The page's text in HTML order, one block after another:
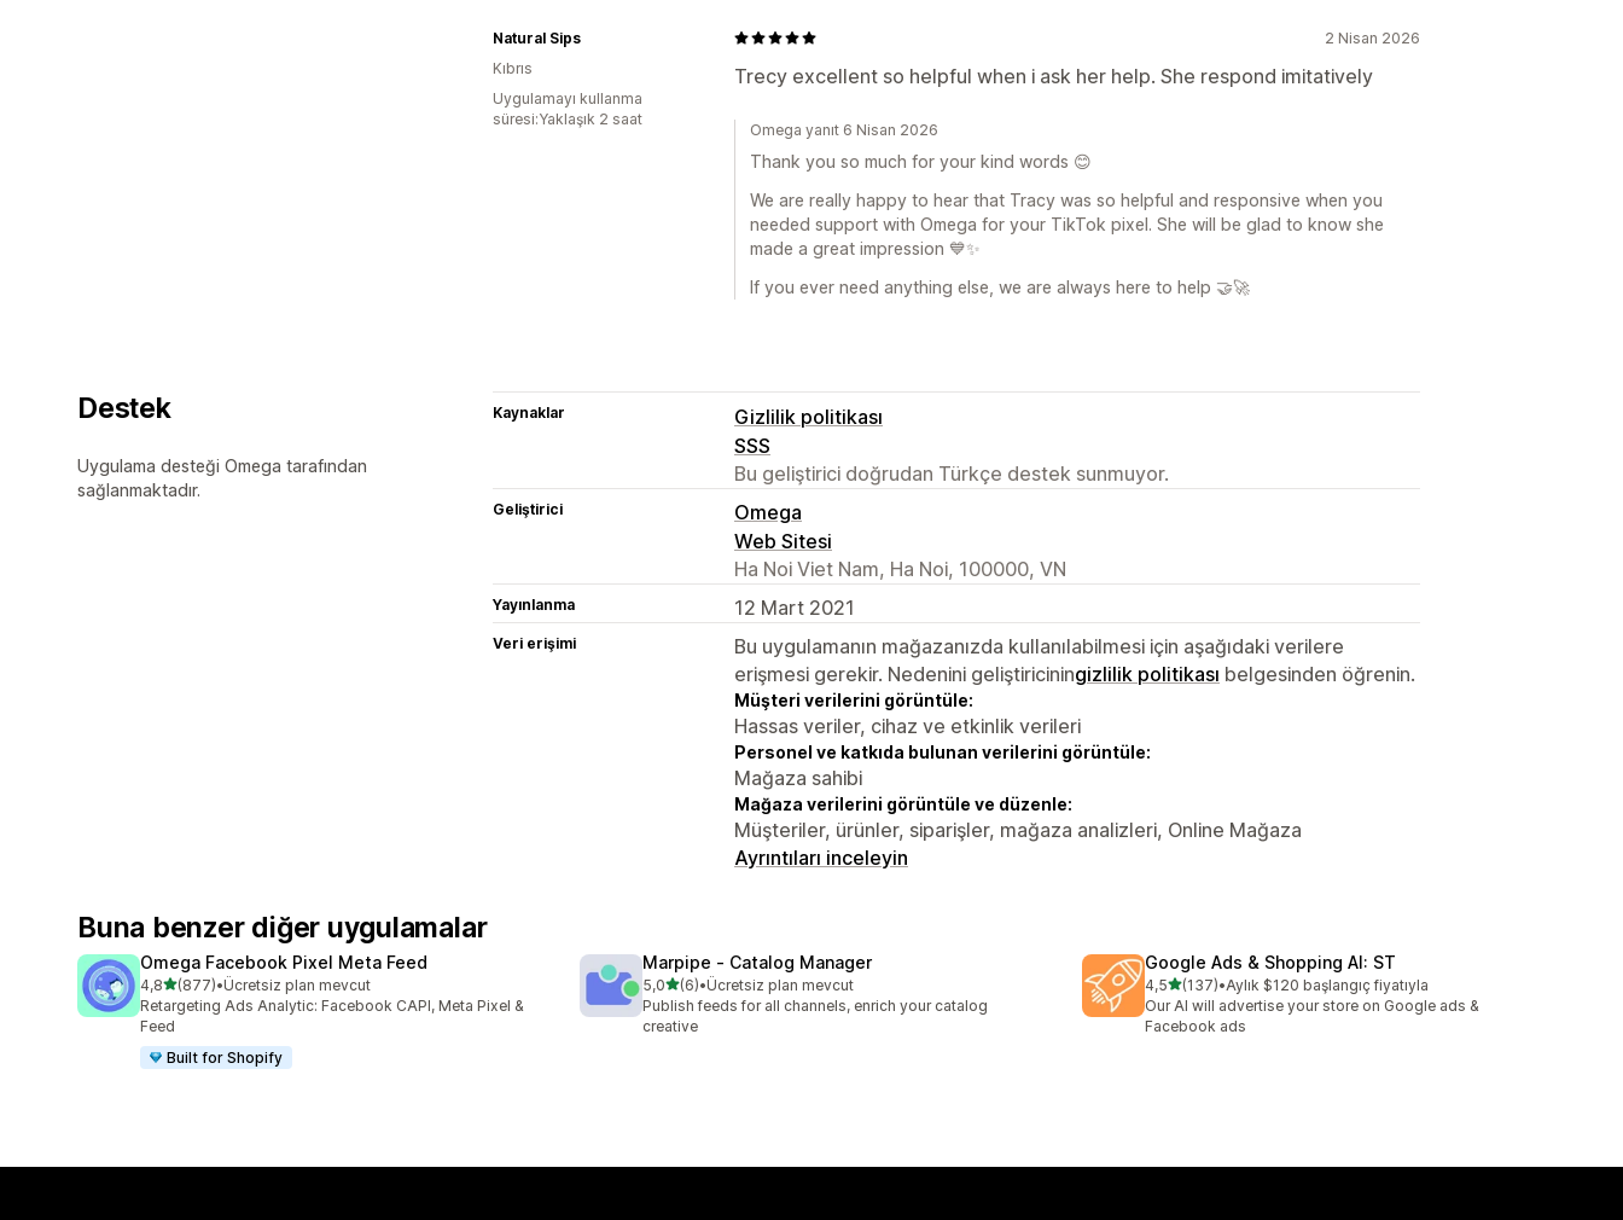
2 Nisan 2026
Trecy excellent so helpful when i ask her help. She respond imitatively
Natural Sips
Kıbrıs
Uygulamayı kullanma
süresi:Yaklaşık 2 saat
Omega yanıt 6 Nisan 2026
Thank you so much for your kind words 😊
We are really happy to hear that Tracy was so helpful and responsive when you
needed support with Omega for your TikTok pixel. She will be glad to know she
made a great impression 💙✨
If you ever need anything else, we are always here to help 🤝🚀
Destek
Uygulama desteği Omega tarafından
sağlanmaktadır.
Kaynaklar
Gizlilik politikası
SSS
Bu geliştirici doğrudan Türkçe destek sunmuyor.
Geliştirici
Omega
Web Sitesi
Ha Noi Viet Nam, Ha Noi, 100000, VN
Yayınlanma 12 Mart 2021
Veri erişimi
Bu uygulamanın mağazanızda kullanılabilmesi için aşağıdaki verilere
erişmesi gerekir. Nedenini geliştiriciningizlilik politikası belgesinden öğrenin.
Müşteri verilerini görüntüle:
Hassas veriler, cihaz ve etkinlik verileri
Personel ve katkıda bulunan verilerini görüntüle:
Mağaza sahibi
Mağaza verilerini görüntüle ve düzenle:
Müşteriler, ürünler, siparişler, mağaza analizleri, Online Mağaza
Ayrıntıları inceleyin
Buna benzer diğer uygulamalar
Omega Facebook Pixel Meta Feed
4,85 yıldız üzerinden
(877)
toplam 877 değerlendirme
•Ücretsiz plan mevcut
Retargeting Ads Analytic: Facebook CAPI, Meta Pixel &
Feed
Built for Shopify
Marpipe ‑ Catalog Manager
5,05 yıldız üzerinden
(6)
toplam 6 değerlendirme
•Ücretsiz plan mevcut
Publish feeds for all channels, enrich your catalog
creative
Google Ads & Shopping AI: ST
4,55 yıldız üzerinden
(137)
toplam 137 değerlendirme
•Aylık $120 başlangıç fiyatıyla
Our AI will advertise your store on Google ads &
Facebook ads